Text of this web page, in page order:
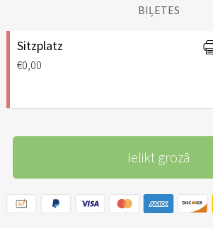
BIĻETES
Sitzplatz
€0,00
Ielikt grozā